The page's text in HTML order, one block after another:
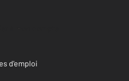
à mon compte
d'emploi